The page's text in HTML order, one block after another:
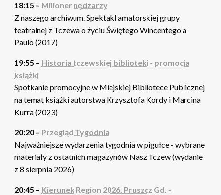
18:15 – Milioner nędzarzy
Z naszego archiwum. Spektakl amatorskiej grupy
teatralnej z Tczewa o życiu Świętego Wincentego a
Paulo (2017)
19:55 – Historia tczewskiej biblioteki - promocja
książki
Spotkanie promocyjne w Miejskiej Bibliotece Publicznej
na temat książki autorstwa Krzysztofa Kordy i Marcina
Kurra (2023)
20:20 – Przegląd Tygodnia
Najważniejsze wydarzenia tygodnia w pigułce - wybrane
materiały z ostatnich magazynów Nasz Tczew (wydanie
z 8 sierpnia 2026)
20:45 – Kierunek Region 2026. Pruszcz Gd. -